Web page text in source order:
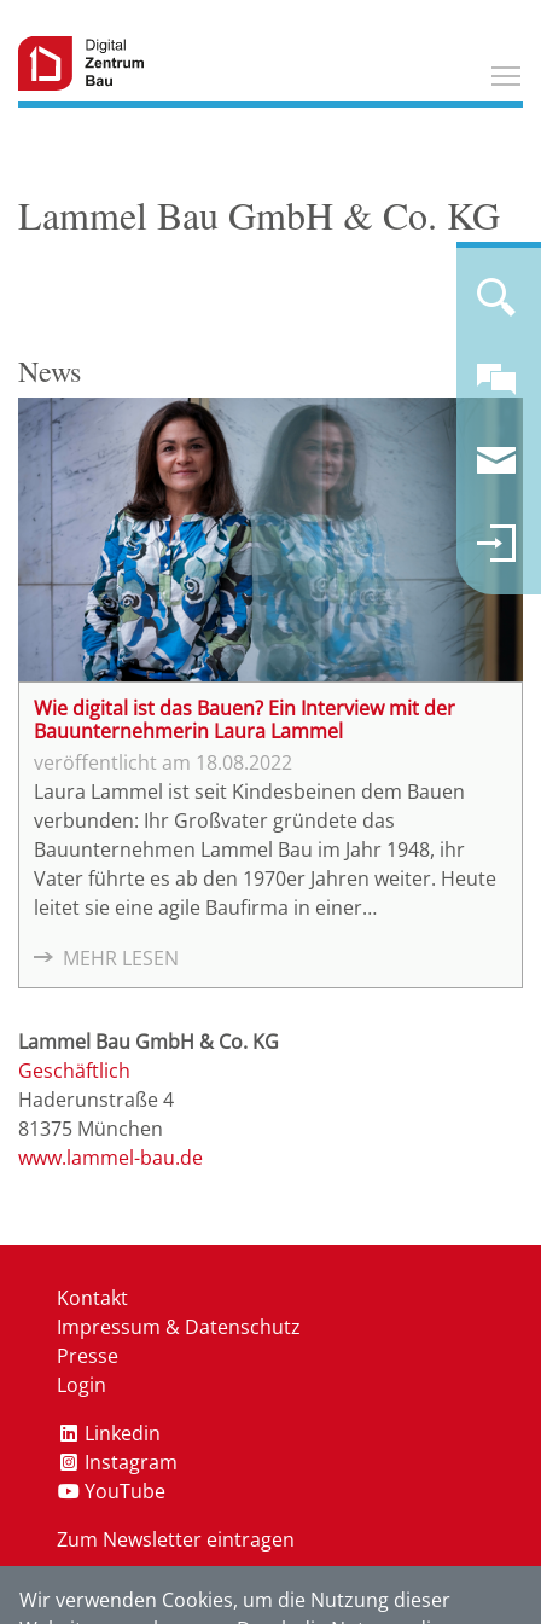
Lammel Bau GmbH & Co. KG
News
Wie digital ist das Bauen? Ein Interview mit der
Bauunternehmerin Laura Lammel
18.08.2022
Laura Lammel ist seit Kindesbeinen dem Bauen
verbunden: Ihr Großvater gründete das
Bauunternehmen Lammel Bau im Jahr 1948, ihr
Vater führte es ab den 1970er Jahren weiter. Heute
leitet sie eine agile Baufirma in einer
hat unter anderem früh die Chancen der
Digitalisierung erkannt, setzt auf offenen Dialog
Konkurrenz.
MEHR LESEN
Lammel Bau GmbH & Co. KG
Geschäftlich
Haderunstraße 4
81375 München
www.lammel-bau.de
Kontakt
Impressum & Datenschutz
Presse
Login
Linkedin
Instagram
YouTube
Zum Newsletter eintragen
OK
Wir verwenden Cookies, um die Nutzung dieser